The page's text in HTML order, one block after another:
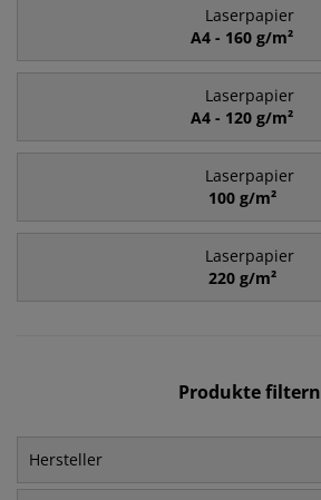
Laserpapier
A4 - 160 g/m²
Laserpapier
A4 - 120 g/m²
Laserpapier
100 g/m²
Laserpapier
220 g/m²
Produkte filtern
Hersteller